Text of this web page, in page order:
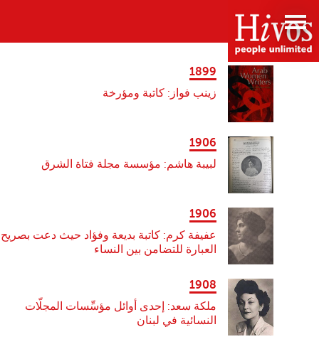
The
history
women's
movement
Lebanon
website
1899
زينب فواز: كاتبة ومؤرخة
1906
لبيبة هاشم: مؤسسة مجلة فتاة الشرق
1906
عفيفة كرم: كاتبة بديعة وفؤاد حيث دعت بصريح
العبارة للتضامن بين النساء
1908
ملكة سعد: إحدى أوائل مؤسِّسات المجلّات
النسائية في لبنان